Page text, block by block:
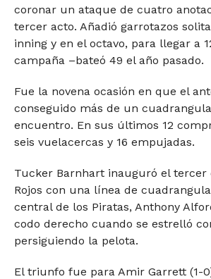
coronar un ataque de cuatro
tercer acto. Añadió garrotazos
inning y en el octavo, para llegar a
campaña –bateó 49 el año pasado.
Fue la novena ocasión en que el
conseguido más de un
encuentro. En sus últimos 12
seis vuelacercas y 16 empujadas.
Tucker Barnhart inauguró el tercer
Rojos con una línea de
central de los Piratas, Anthony
codo derecho cuando se estrelló
persiguiendo la pelota.
El triunfo fue para Amir Garrett (1-